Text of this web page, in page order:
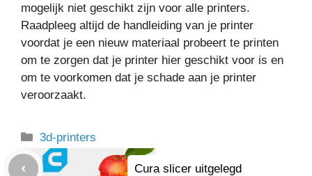
mogelijk niet geschikt zijn voor alle printers.
Raadpleeg altijd de handleiding van je printer
voordat je een nieuw materiaal probeert te printen
om te zorgen dat je printer hier geschikt voor is en
om te voorkomen dat je schade aan je printer
veroorzaakt.
Categorieën
3d-printers
Cura slicer uitgelegd